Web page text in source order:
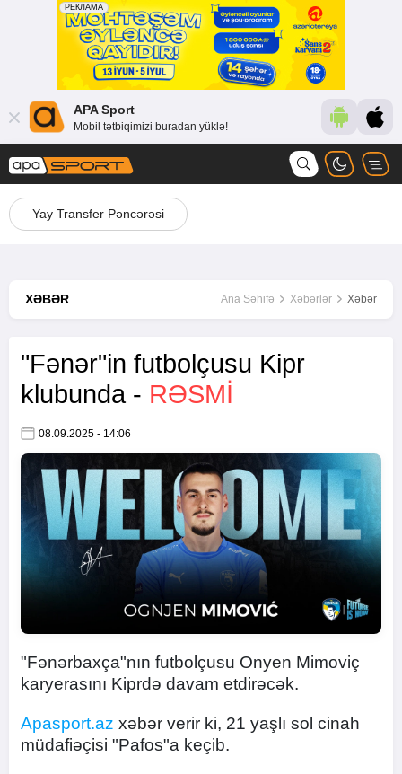
APA Sport
Mobil tətbiqimizi buradan yüklə!
Yay Transfer Pəncərəsi
XƏBƏR Ana Səhifə Xəbərlər Xəbər
"Fənər"in futbolçusu Kipr
klubunda - RƏSMİ
08.09.2025 - 14:06
"Fənərbaxça"nın futbolçusu Onyen Mimoviç
karyerasını Kiprdə davam etdirəcək.
Apasport.az xəbər verir ki, 21 yaşlı sol cinah
müdafiəçisi "Pafos"a keçib.